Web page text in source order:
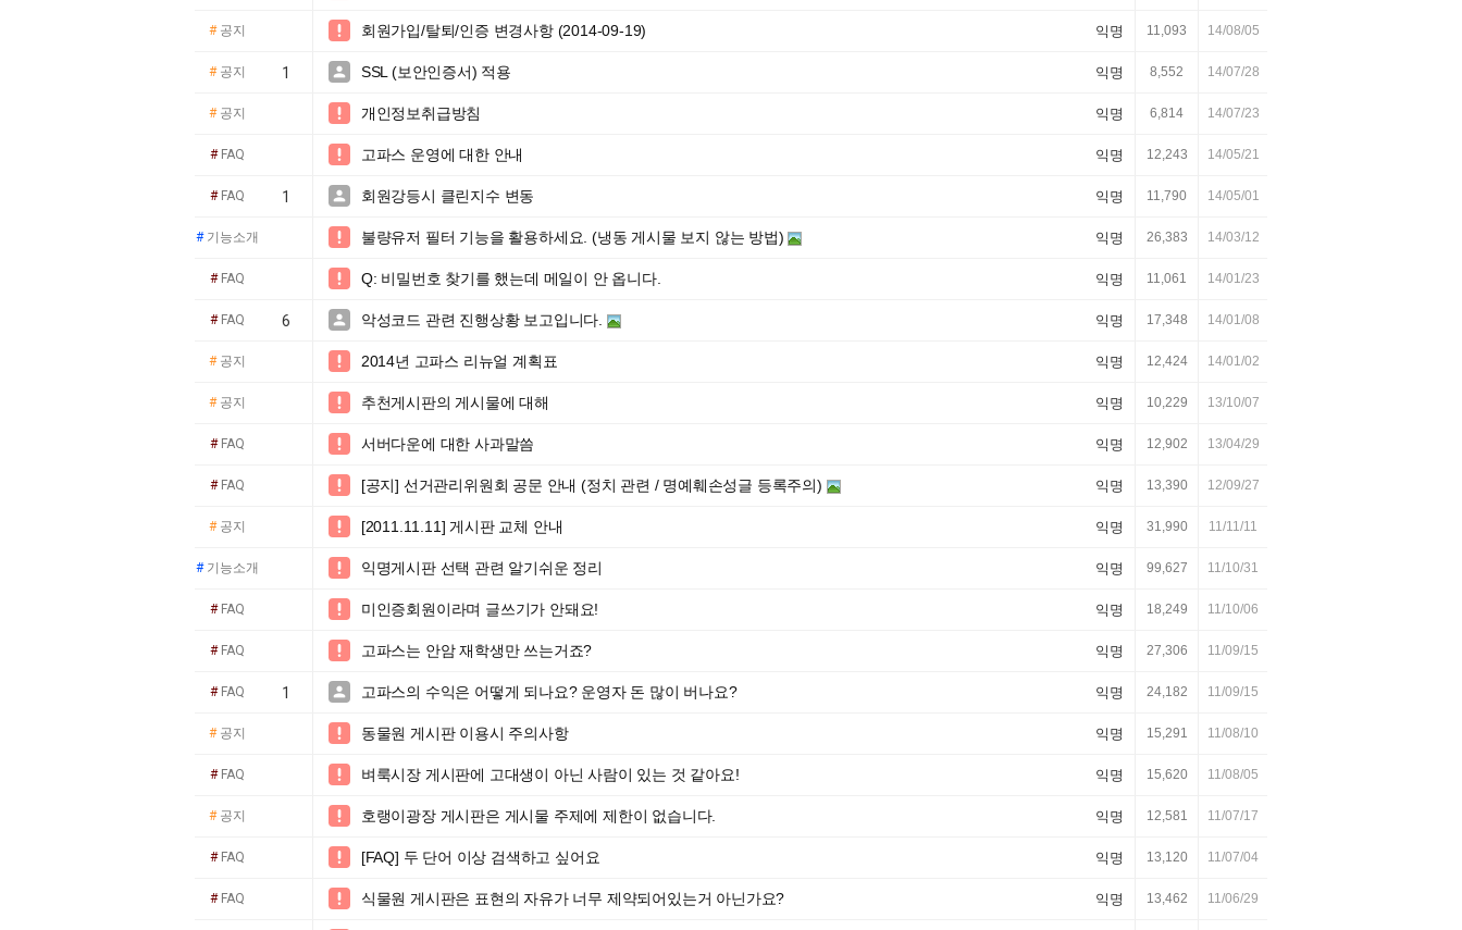
#공지  회원가입/탈퇴/인증 변경사항 (2014-09-19) 익명 11,093 14/08/05
#공지 1  SSL (보안인증서) 적용 익명 8,552 14/07/28
#공지  개인정보취급방침 익명 6,814 14/07/23
#FAQ  고파스 운영에 대한 안내 익명 12,243 14/05/21
#FAQ 1  회원강등시 클린지수 변동 익명 11,790 14/05/01
#기능소개  불량유저 필터 기능을 활용하세요. (냉동 게시물 보지 않는 방법) 익명 26,383 14/03/12
#FAQ  Q: 비밀번호 찾기를 했는데 메일이 안 옵니다. 익명 11,061 14/01/23
#FAQ 6  악성코드 관련 진행상황 보고입니다. 익명 17,348 14/01/08
#공지  2014년 고파스 리뉴얼 계획표 익명 12,424 14/01/02
#공지  추천게시판의 게시물에 대해 익명 10,229 13/10/07
#FAQ  서버다운에 대한 사과말씀 익명 12,902 13/04/29
#FAQ  [공지] 선거관리위원회 공문 안내 (정치 관련 / 명예훼손성글 등록주의) 익명 13,390 12/09/27
#공지  [2011.11.11] 게시판 교체 안내 익명 31,990 11/11/11
#기능소개  익명게시판 선택 관련 알기쉬운 정리 익명 99,627 11/10/31
#FAQ  미인증회원이라며 글쓰기가 안돼요! 익명 18,249 11/10/06
#FAQ  고파스는 안암 재학생만 쓰는거죠? 익명 27,306 11/09/15
#FAQ 1  고파스의 수익은 어떻게 되나요? 운영자 돈 많이 버나요? 익명 24,182 11/09/15
#공지  동물원 게시판 이용시 주의사항 익명 15,291 11/08/10
#FAQ  벼룩시장 게시판에 고대생이 아닌 사람이 있는 것 같아요! 익명 15,620 11/08/05
#공지  호랭이광장 게시판은 게시물 주제에 제한이 없습니다. 익명 12,581 11/07/17
#FAQ  [FAQ] 두 단어 이상 검색하고 싶어요 익명 13,120 11/07/04
#FAQ  식물원 게시판은 표현의 자유가 너무 제약되어있는거 아닌가요? 익명 13,462 11/06/29